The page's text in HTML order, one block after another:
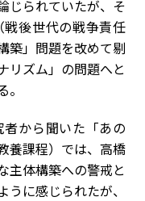
じられていたが、そ
後世代の戦争責任
築」問題を改めて剔
リズム」の問題へと
から聞いた「あの
養課程）では、高橋
主体構築への警戒と
に感じられたが、